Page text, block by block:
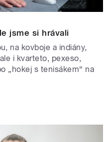
jsme si hrávali
na kovboje a indiány,
i kvarteto, pexeso,
„hokej s tenisákem“ na